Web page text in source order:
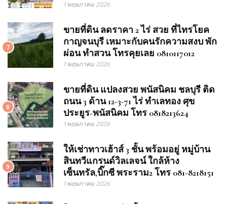
1 พฤษภาคม 2026
7
ขายที่ดิน ลดราคา 2 ไร่ สวย ที่ไทรโยค
กาญจนบุรี เหมาะกับคนรักความสงบ พัก
ผ่อน ทำสวน โทรคุยเลย 0810117012
1 พฤษภาคม 2026
8
ขายที่ดิน แปลงสวย พนัสนิคม ชลบุรี ติด
ถนน 3 ด้าน 12-3-71 ไร่ ทำเลทอง ศุข
ประยูร-พนัสนิคม โทร 0818213624
1 พฤษภาคม 2026
9
ให้เช่าทาวเฮ้าส์ 3 ชั้น พร้อมอยู่ หมู่บ้าน
สินทวีแกรนด์วิลเลจน์ ใกล้ห้าง
เซ็นทรัล,บิ๊กซี พระราม2 โทร 081-8218151
1 พฤษภาคม 2026